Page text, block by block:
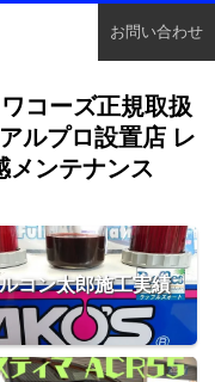
お問い合わせ
コーズ正規取扱
ルプロ設置店 レ
メンテナンス
コン太郎施工実績